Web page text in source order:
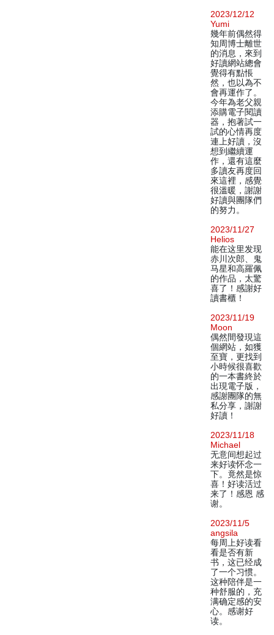
2023/12/12
Yumi
幾年前偶然得
知周博士離世
的消息，來到
好讀網站總會
覺得有點悵
然，也以為不
會再運作了。
今年為老父親
添購電子閱讀
器，抱著試一
試的心情再度
連上好讀，沒
想到繼續運
作，還有這麼
多讀友再度回
來這裡，感覺
很溫暖，謝謝
好讀與團隊們
的努力。
2023/11/27
Helios
能在这里发现
赤川次郎、鬼
马星和高羅佩
的作品，太驚
喜了！感謝好
讀書櫃！
2023/11/19
Moon
偶然間發現這
個網站，如獲
至寶，更找到
小時候很喜歡
的一本書終於
出現電子版，
感謝團隊的無
私分享，謝謝
好讀！
2023/11/18
Michael
无意间想起过
来好读怀念一
下。竟然是惊
喜！好读活过
来了！感恩 感
谢。
2023/11/5
angsila
每周上好读看
看是否有新
书，这已经成
了一个习惯。
这种陪伴是一
种舒服的，充
满确定感的安
心。感谢好
读。